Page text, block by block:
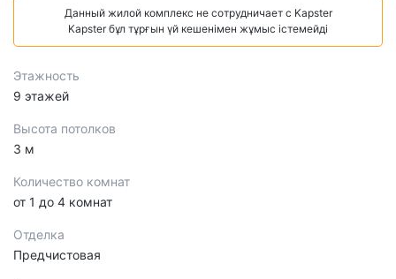
Данный жилой комплекс не сотрудничает с Kapster
Kapster бұл тұрғын үй кешенімен жұмыс істемейді
Этажность
9 этажей
Высота потолков
3 м
Количество комнат
от 1 до 4 комнат
Отделка
Предчистовая